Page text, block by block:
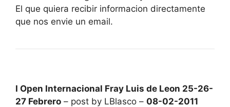
El que quiera recibir informacion directamente
que nos envie un email.
I Open Internacional Fray Luis de Leon 25-26-
27 Febrero – post by LBlasco – 08-02-2011